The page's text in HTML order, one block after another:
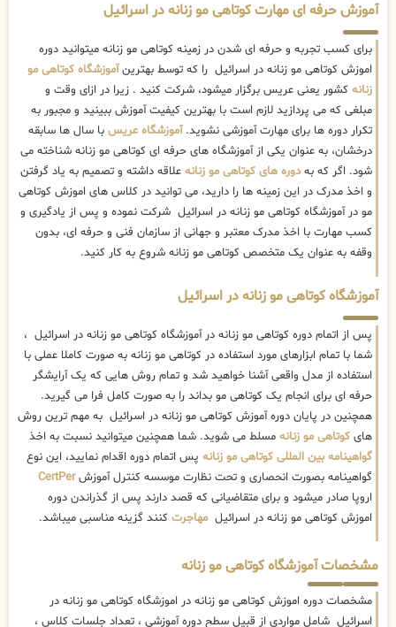
آموزش حرفه ای مهارت کوتاهی مو زنانه در اسرائیل
برای کسب تجربه و حرفه ای شدن در زمینه کوتاهی مو زنانه میتوانید دوره
اموزش کوتاهی مو زنانه در اسرائیل را که توسط بهترینآموزشگاه کوتاهی مو
زنانه کشور یعنی عریس برگزار میشود، شرکت کنید . زیرا در ازای وقت و
مبلغی که می پردازید لازم است با بهترین کیفیت آموزش ببینید و مجبور به
تکرار دوره ها برای مهارت آموزشی نشوید.آموزشگاه عریس با سال ها سابقه
درخشان، به عنوان یکی از آموزشگاه های حرفه ای کوتاهی مو زنانه شناخته می
شود. اگر که بهدوره های کوتاهی مو زنانه علاقه داشته و تصمیم به یاد گرفتن
و اخذ مدرک در این زمینه ها را دارید، می توانید در کلاس های اموزش کوتاهی
مو در آموزشگاه کوتاهی مو زنانه در اسرائیل شرکت نموده و پس از یادگیری و
کسب مهارت با اخذ مدرک معتبر و جهانی از سازمان فنی و حرفه ای، بدون
وقفه به عنوان یک متخصص کوتاهی مو زنانه شروع به کار کنید.
آموزشگاه کوتاهی مو زنانه در اسرائیل
پس از اتمام دوره کوتاهی مو زنانه در آموزشگاه کوتاهی مو زنانه در اسرائیل ،
شما با تمام ابزارهای مورد استفاده در کوتاهی مو زنانه به صورت کاملا عملی با
استفاده از مدل واقعی آشنا خواهید شد و تمام روش هایی که یک آرایشگر
حرفه ای برای انجام یک کوتاهی مو بداند را به صورت کامل فرا می گیرید.
همچنین در پایان دوره آموزش کوتاهی مو زنانه در اسرائیل به مهم ترین روش
های کوتاهی مو زنانه مسلط می شوید. شما همچنین میتوانید نسبت به اخذ
گواهینامه بین المللی کوتاهی مو زنانه پس اتمام دوره اقدام نمایید، این نوع
گواهینامه بصورت انحصاری و تحت نظارت موسسه کنترل آموزشCertPer
اروپا صادر میشود و برای متقاضیانی که قصد دارند پس از گذراندن دوره
اموزش کوتاهی مو زنانه در اسرائیل مهاجرت کنند گزینه مناسبی میباشد.
مشخصات آموزشگاه کوتاهی مو زنانه
مشخصات دوره اموزش کوتاهی مو زنانه در اموزشگاه کوتاهی مو زنانه در
اسرائیل شامل مواردی از قبیل سطح دوره آموزشی ، تعداد جلسات کلاس ،